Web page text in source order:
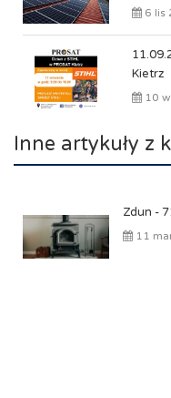
6 lis
Kietrz
10
Inne artykuły z
Zdun -
11